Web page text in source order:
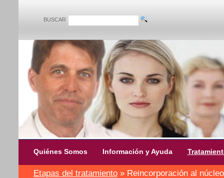
BUSCAR
Quiénes Somos Información y Ayuda
Etapas del tratamiento» Reincorporación al